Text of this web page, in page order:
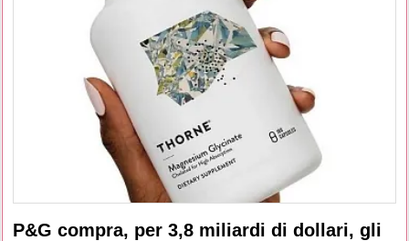
P&G compra, per 3,8 miliardi di dollari, gli